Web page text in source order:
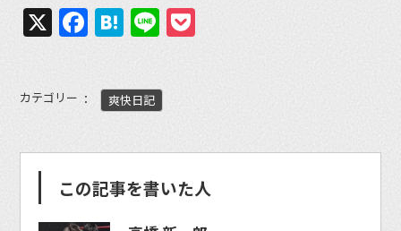
X Facebook
Hatena
Line
カテゴリー 爽快日記
この記事を書いた人